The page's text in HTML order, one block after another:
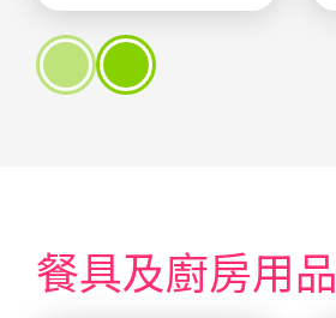
餐具及廚房用品